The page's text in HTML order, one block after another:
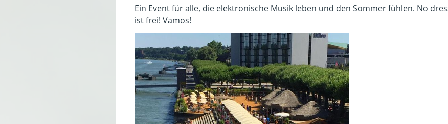
Ein Event für alle, die elektronische Musik leben und den Sommer fühlen. No
ist frei! Vamos!